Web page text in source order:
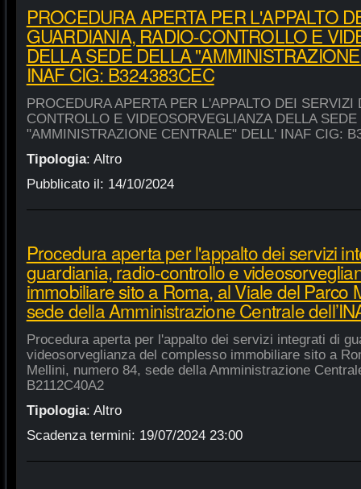
PROCEDURA APERTA PER L'APPALTO
GUARDIANIA, RADIO-CONTROLLO E
DELLA SEDE DELLA
INAF CIG: B324383CEC
PROCEDURA APERTA PER L'APPALTO DEI
CONTROLLO E VIDEOSORVEGLIANZA DELLA SEDE
"AMMINISTRAZIONE CENTRALE" DELL' INAF CIG:
Tipologia: Altro
Pubblicato il: 14/10/2024
Procedura aperta per l'appalto dei servizi
guardiania, radio-controllo e
immobiliare sito a Roma, al Viale del Parco
sede della Amministrazione Centrale
Procedura aperta per l'appalto dei servizi integrati di
videosorveglianza del complesso immobiliare sito a
Mellini, numero 84, sede della Amministrazione
B2112C40A2
Tipologia: Altro
Scadenza termini: 19/07/2024 23:00